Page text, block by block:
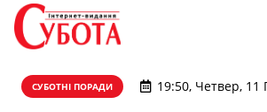
СУБОТНІ ПОРАДИ 19:50, Четвер, 11